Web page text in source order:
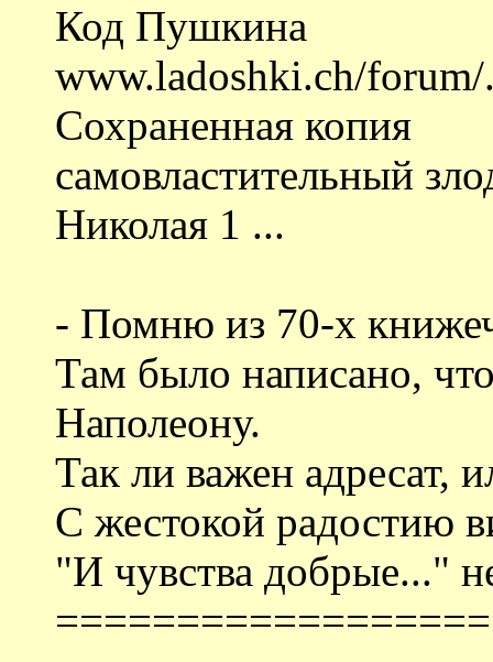
Код Пушкина
www.ladoshki.ch/
Сохраненная копия
самовластительный
Николая 1 ...
- Помню из 70-x
Там было написано,
Наполеону.
Так ли важен адресат,
С жестокой радостию
"И чувства добрые..."